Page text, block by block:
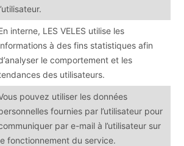
interne, LES VELES utilise les
à des fins statistiques afin
le comportement et les
des utilisateurs.
pouvez utiliser les données
fournies par l’utilisateur pour
par e-mail à l’utilisateur sur
fonctionnement du service.